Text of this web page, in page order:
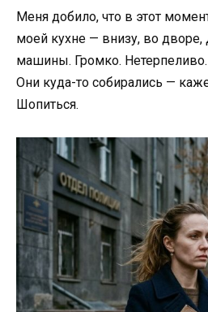
Меня добило, что в этот
моей кухне — внизу, во дворе,
машины. Громко.
Они куда-то собирались —
Шопиться.